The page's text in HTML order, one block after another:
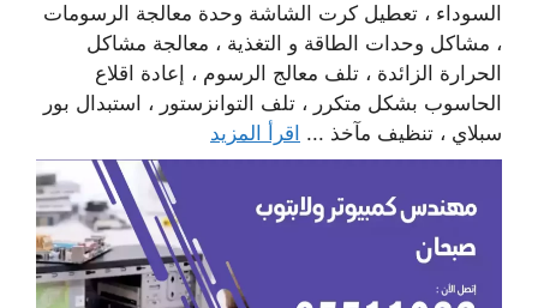
السوداء ، تعطيل كرت الشاشة وحدة معالجة الرسومات
، مشاكل وحدات الطاقة و التغذية ، معالجة مشاكل
الحرارة الزائدة ، تلف معالج الرسوم ، إعادة اقلاع
الحاسوب بشكل متكرر ، تلف التوانزستور ، استبدال بور
سبلاي ، تنظيف مآخذ ... اقرأ المزيد